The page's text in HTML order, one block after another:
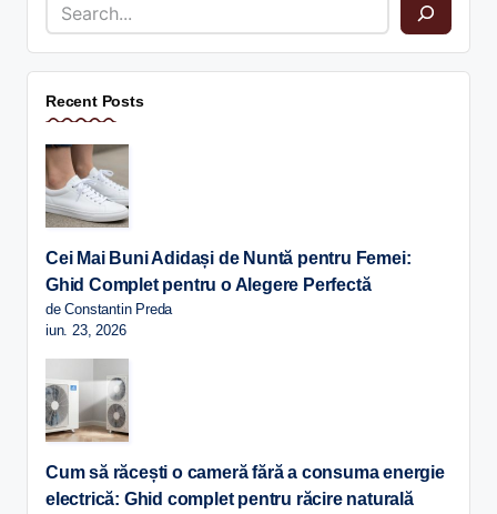
Recent Posts
Cei Mai Buni Adidași de Nuntă pentru Femei:
Ghid Complet pentru o Alegere Perfectă
de Constantin Preda
iun. 23, 2026
Cum să răcești o cameră fără a consuma energie
electrică: Ghid complet pentru răcire naturală